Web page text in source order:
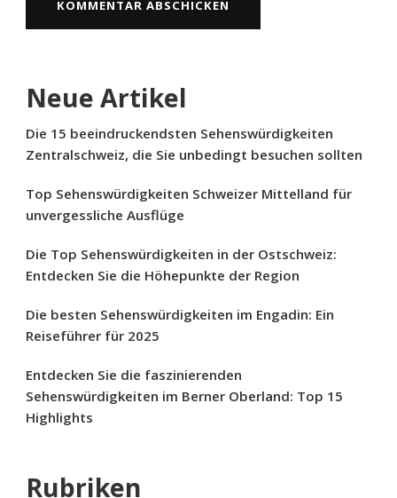
Neue Artikel
Die 15 beeindruckendsten Sehenswürdigkeiten
Zentralschweiz, die Sie unbedingt besuchen sollten
Top Sehenswürdigkeiten Schweizer Mittelland für
unvergessliche Ausflüge
Die Top Sehenswürdigkeiten in der Ostschweiz:
Entdecken Sie die Höhepunkte der Region
Die besten Sehenswürdigkeiten im Engadin: Ein
Reiseführer für 2025
Entdecken Sie die faszinierenden
Sehenswürdigkeiten im Berner Oberland: Top 15
Highlights
Rubriken